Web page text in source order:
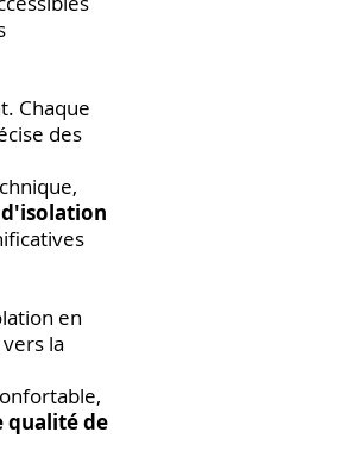
Chaque
des
en
la
qualité de